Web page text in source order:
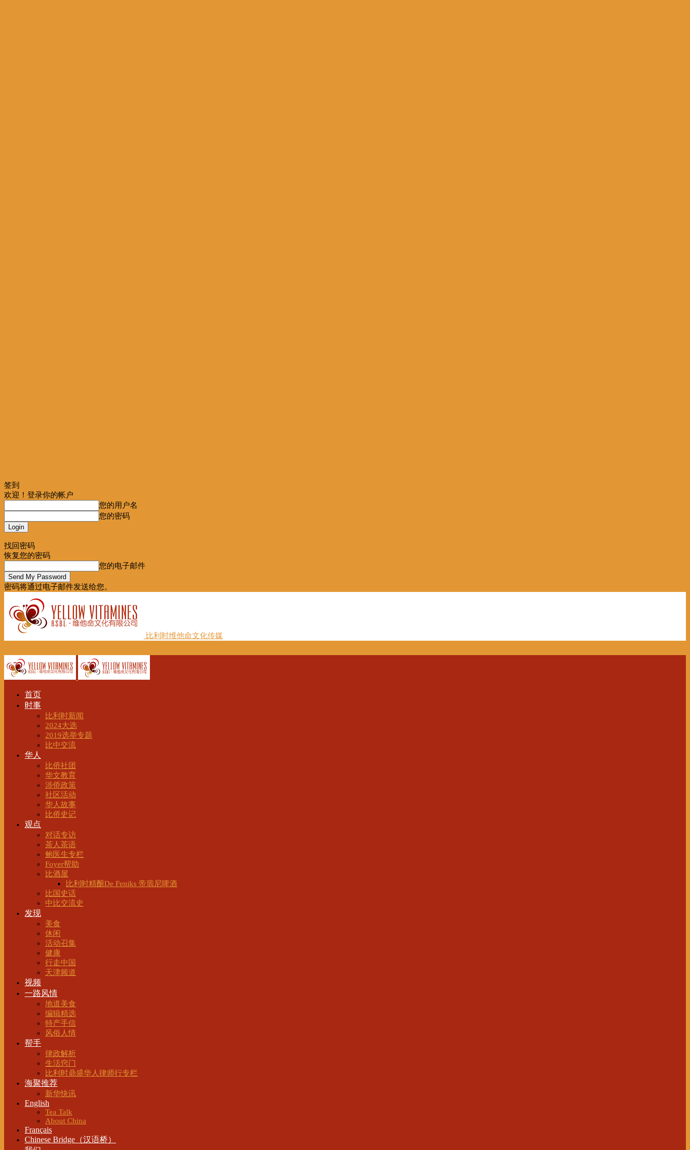
签到
欢迎！登录你的帐户
您的用户名
您的密码
找回密码
恢复您的密码
您的电子邮件
密码将通过电子邮件发送给您。
比利时维他命文化传媒
首页
时事
比利时新闻
2024大选
2019选举专题
比中交流
华人
比侨社团
华文教育
涉侨政策
社区活动
华人故事
比侨史记
观点
对话专访
茶人茶语
鲍医生专栏
Foyer帮助
比酒屋
比利时精酿De Feniks 帝翡尼啤酒
比国史话
中比交流史
发现
美食
休闲
活动召集
健康
行走中国
天津频道
视频
一路风情
地道美食
编辑精选
特产手信
风俗人情
帮手
律政解析
生活窍门
比利时鼎盛华人律师行专栏
海聚推荐
新华快讯
English
Tea Talk
About China
Français
Chinese Bridge（汉语桥）